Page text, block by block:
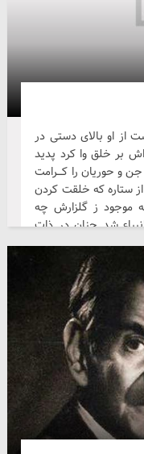
از او بالای دستی در
بر خلق وا کرد پدید
و حوریان را کـــرامت
از ستاره که خلقت کردن
موجود ز گلزارش چه
شد چنان در ذات
همهمه‌ای خفته در
خورد جماعتی شده
به سفره‌چی می‌گفت:
دست، تبر را به